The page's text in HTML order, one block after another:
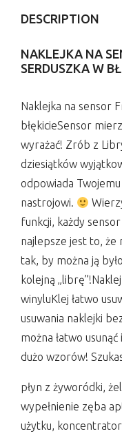
DESCRIPTION
NAKLEJKA NA
SERDUSZKA W
Naklejka na sensor
błękicieSensor
wyrażać! Zrób z
dziesiątków
odpowiada
nastrojowi.
funkcji, każdy
najlepsze jest to, że
tak, by można ją
kolejną
winyluKlej łatwo
usuwania naklejki
można łatwo
dużo wzorów!
płyn z żyworódki,
wypełnienie zęba
użytku,